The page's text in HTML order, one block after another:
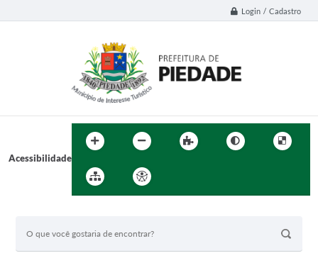
Login / Cadastro
Acessibilidade